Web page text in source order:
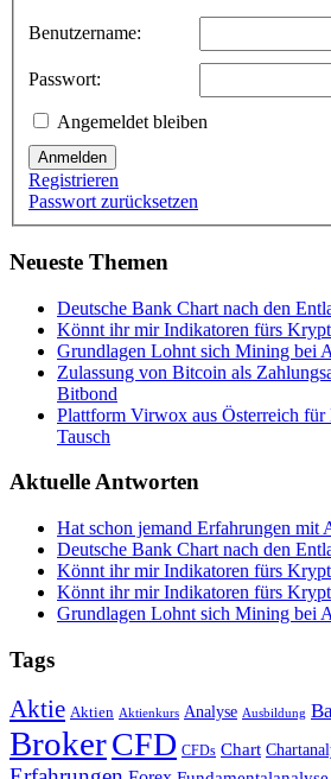
Benutzername:
Passwort:
Angemeldet bleiben
Anmelden
Registrieren
Passwort zurücksetzen
Neueste Themen
Deutsche Bank Chart nach den
Könnt ihr mir Indikatoren fürs
Grundlagen Lohnt sich Mining bei
Zulassung von Bitcoin als
Bitbond
Plattform Virwox aus Österreich
Tausch
Aktuelle Antworten
Hat schon jemand Erfahrungen mit
Deutsche Bank Chart nach den
Könnt ihr mir Indikatoren fürs
Könnt ihr mir Indikatoren fürs
Grundlagen Lohnt sich Mining bei
Tags
Aktie Aktien Aktienkurs Analyse Ausbildung
BrokerCFD CFDs Chart